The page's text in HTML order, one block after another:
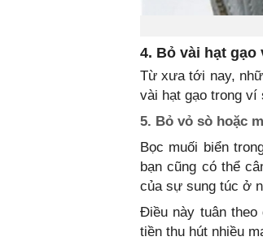
4. Bỏ vài hạt gạo
Từ xưa tới nay,
vài hạt gạo trong
5. Bỏ vỏ sò hoặc
Bọc muối biển
bạn cũng có thể
của sự sung túc ở
Điều này tuân
tiền thu hút nhiều